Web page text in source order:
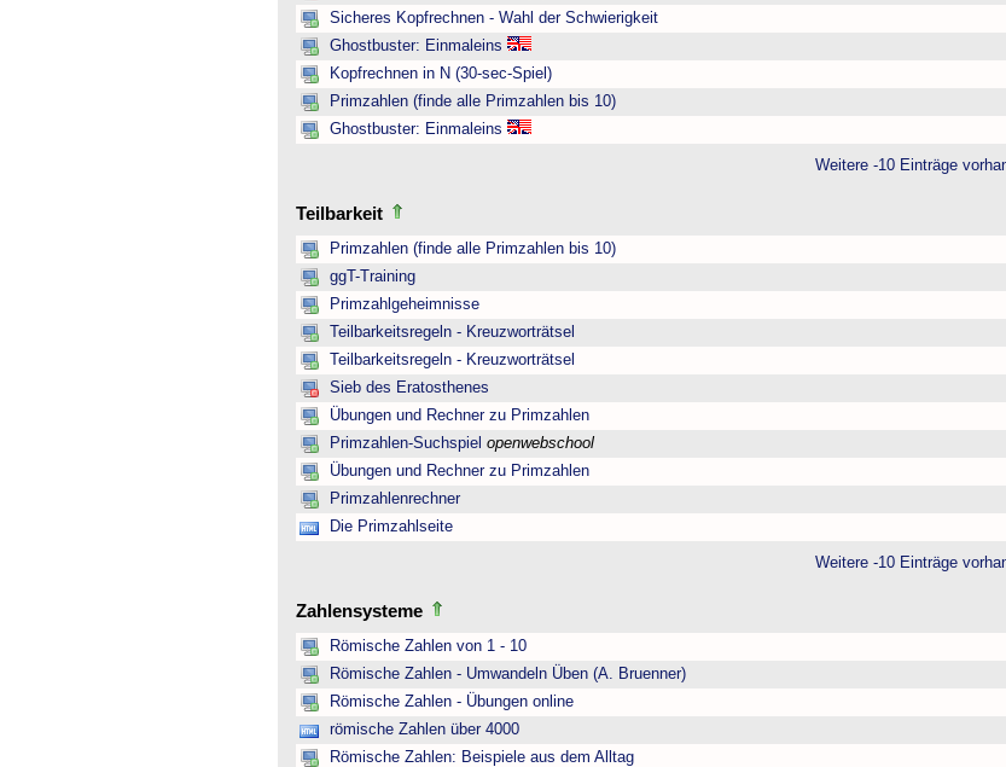
Sicheres Kopfrechnen - Wahl der Schwierigkeit
Ghostbuster: Einmaleins
Kopfrechnen in N (30-sec-Spiel)
Primzahlen (finde alle Primzahlen bis 10)
Ghostbuster: Einmaleins
Weitere -10 Einträge
Teilbarkeit
Primzahlen (finde alle Primzahlen bis 10)
ggT-Training
Primzahlgeheimnisse
Teilbarkeitsregeln - Kreuzworträtsel
Teilbarkeitsregeln - Kreuzworträtsel
Sieb des Eratosthenes
Übungen und Rechner zu Primzahlen
Primzahlen-Suchspiel openwebschool
Übungen und Rechner zu Primzahlen
Primzahlenrechner
Die Primzahlseite
Weitere -10 Einträge
Zahlensysteme
Römische Zahlen von 1 - 10
Römische Zahlen - Umwandeln Üben (A. Bruenner)
Römische Zahlen - Übungen online
römische Zahlen über 4000
Römische Zahlen: Beispiele aus dem Alltag